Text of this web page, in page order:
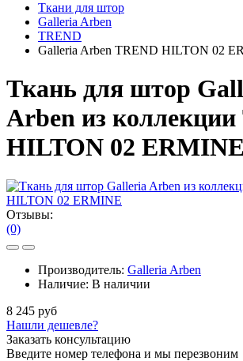
Ткани для штор
Galleria Arben
TREND
Galleria Arben TREND HILTON 02
Ткань для штор
Arben из
HILTON 02 ERMINE
Отзывы:
(0)
Производитель: Galleria Arben
Наличие: В наличии
8 245 руб
Нашли дешевле?
Заказать консультацию
Введите номер телефона и мы перезвоним